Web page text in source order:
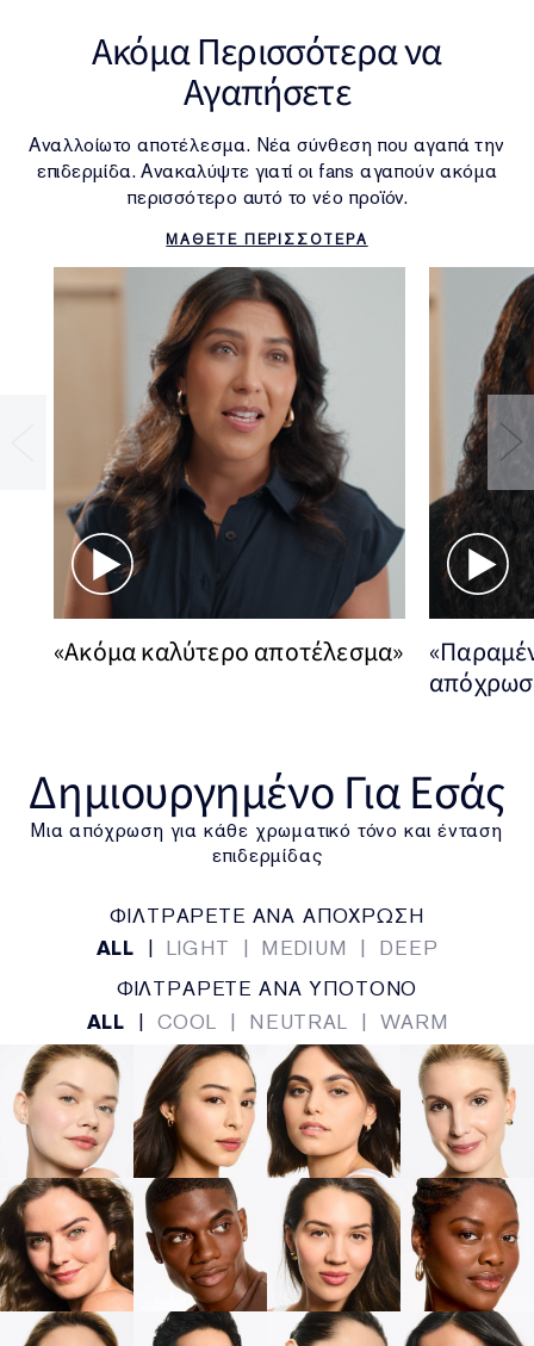
ΑΠΟΤΕΛΕΣΜΑ
Ματ Αποτέλεσμα, με Περισσότερη Ζωντάνια.
Ακόμα Περισσότερα να
Αγαπήσετε
Αναλλοίωτο αποτέλεσμα. Νέα σύνθεση που αγαπά την
επιδερμίδα. Ανακαλύψτε γιατί οι fans αγαπούν ακόμα
περισσότερο αυτό το νέο προϊόν.
ΜΑΘΕΤΕ ΠΕΡΙΣΣΟΤΕΡΑ
«Ακόμα καλύτερο αποτέλεσμα»
Δημιουργημένο Για Εσάς
Μια απόχρωση για κάθε χρωματικό τόνο και ένταση
επιδερμίδας
ΦΙΛΤΡΑΡΕΤΕ ΑΝΑ ΑΠΟΧΡΩΣΗ
ALL | LIGHT | MEDIUM |
DEEP
ΦΙΛΤΡΑΡΕΤΕ ΑΝΑ ΥΠΟΤΟΝΟ
ALL | COOL | NEUTRAL | WARM